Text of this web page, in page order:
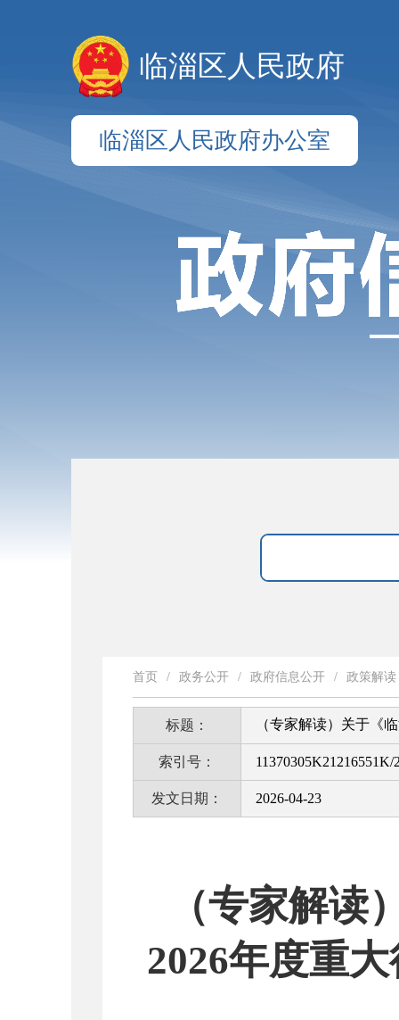
临淄区人民政府
临淄区人民政府办公室
首页 / 政务公开 / 政府信息公开 / 政策解读
标题： （专家解读）关于《
索引号： 11370305K21216551K/
发文日期： 2026-04-23
（专家解读
2026年度重